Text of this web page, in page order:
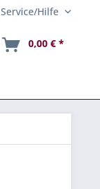
Service/Hilfe
0,00 € *